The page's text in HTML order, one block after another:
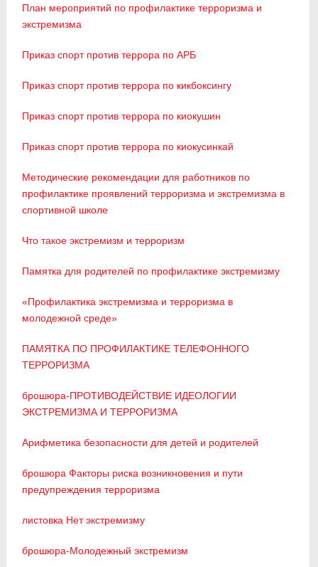
План мероприятий по профилактике терроризма и
экстремизма
Приказ спорт против террора по АРБ
Приказ спорт против террора по кикбоксингу
Приказ спорт против террора по киокушин
Приказ спорт против террора по киокусинкай
Методические рекомендации для работников по
профилактике проявлений терроризма и экстремизма в
спортивной школе
Что такое экстремизм и терроризм
Памятка для родителей по профилактике экстремизму
«Профилактика экстремизма и терроризма в
молодежной среде»
ПАМЯТКА ПО ПРОФИЛАКТИКЕ ТЕЛЕФОННОГО
ТЕРРОРИЗМА
брошюра-ПРОТИВОДЕЙСТВИЕ ИДЕОЛОГИИ
ЭКСТРЕМИЗМА И ТЕРРОРИЗМА
Арифметика безопасности для детей и родителей
брошюра Факторы риска возникновения и пути
предупреждения терроризма
листовка Нет экстремизму
брошюра-Молодежный экстремизм